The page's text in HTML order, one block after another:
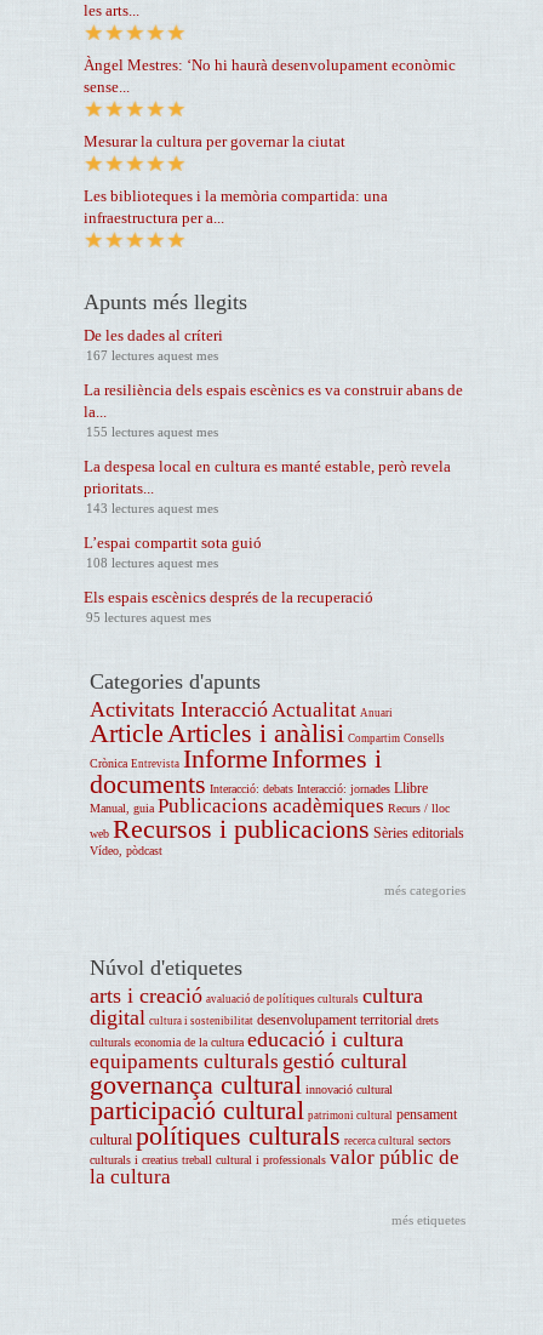
les arts...
Àngel Mestres: ‘No hi haurà desenvolupament econòmic
sense...
Mesurar la cultura per governar la ciutat
Les biblioteques i la memòria compartida: una
infraestructura per a...
Apunts més llegits
De les dades al críteri
167 lectures aquest mes
La resiliència dels espais escènics es va construir abans de
la...
155 lectures aquest mes
La despesa local en cultura es manté estable, però revela
prioritats...
143 lectures aquest mes
L’espai compartit sota guió
108 lectures aquest mes
Els espais escènics després de la recuperació
95 lectures aquest mes
Categories d'apunts
Activitats Interacció Actualitat Anuari
Article Articles i anàlisi Compartim Consells
Crònica Entrevista InformeInformes i
documents Interacció: debats Interacció: jornades Llibre
Manual, guia Publicacions acadèmiques Recurs / lloc
web Recursos i publicacions Sèries editorials
Vídeo, pòdcast
més categories
Núvol d'etiquetes
arts i creació avaluació de polítiques culturals cultura
digital cultura i sostenibilitat desenvolupament territorial drets
culturals economia de la cultura educació i cultura
equipaments culturals gestió cultural
governança cultural innovació cultural
participació cultural patrimoni cultural pensament
cultural polítiques culturals recerca cultural sectors
culturals i creatius treball cultural i professionals valor públic de
la cultura
més etiquetes